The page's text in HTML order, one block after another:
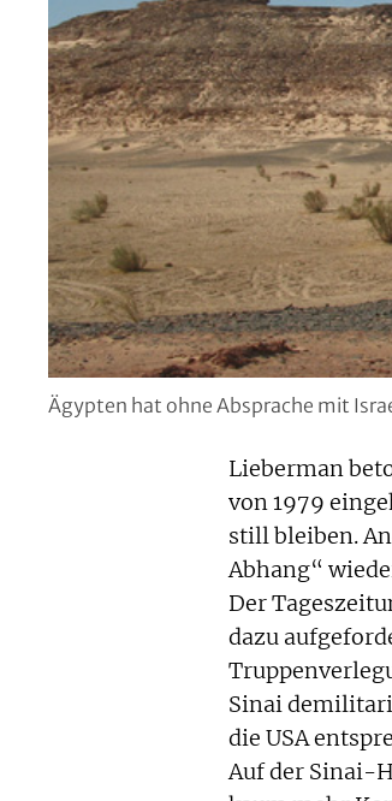
Ägypten hat ohne Absprache mit
Lieberman
von 1979
still bleiben.
Abhang“
Der
dazu
Sinai
die USA
Auf der Sinai-